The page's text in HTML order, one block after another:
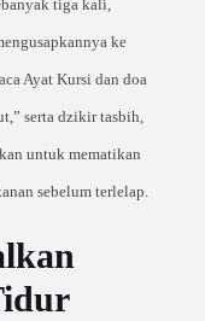
tiga kali,
ke
Ayat Kursi dan doa
serta dzikir tasbih,
untuk mematikan
sebelum terlelap.